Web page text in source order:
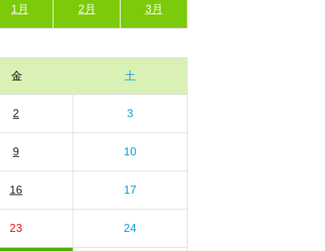
1月 2月 3月
金 土
2 3
9 10
16 17
23 24